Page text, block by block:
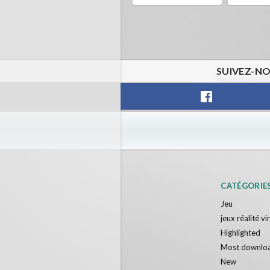
SUIVEZ-
Jeu
jeux réalité
Highlighted
Most
New